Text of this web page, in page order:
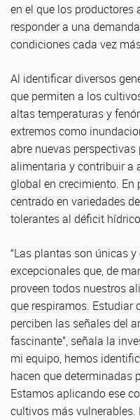
en el que los productores
responder a una
condiciones cada vez
Al identificar diversos
que permiten a los
altas temperaturas y
extremos como
abre nuevas
alimentaria y contribuir a
global en crecimiento. En
centrado en variedades
tolerantes al déficit
“Las plantas son únicas
excepcionales que, de
proveen todos nuestros
que respiramos. Estudiar
perciben las señales del
fascinante”, señala la
mi equipo, hemos
hacen que determinadas
Estamos aplicando ese
cultivos más vulnerables.